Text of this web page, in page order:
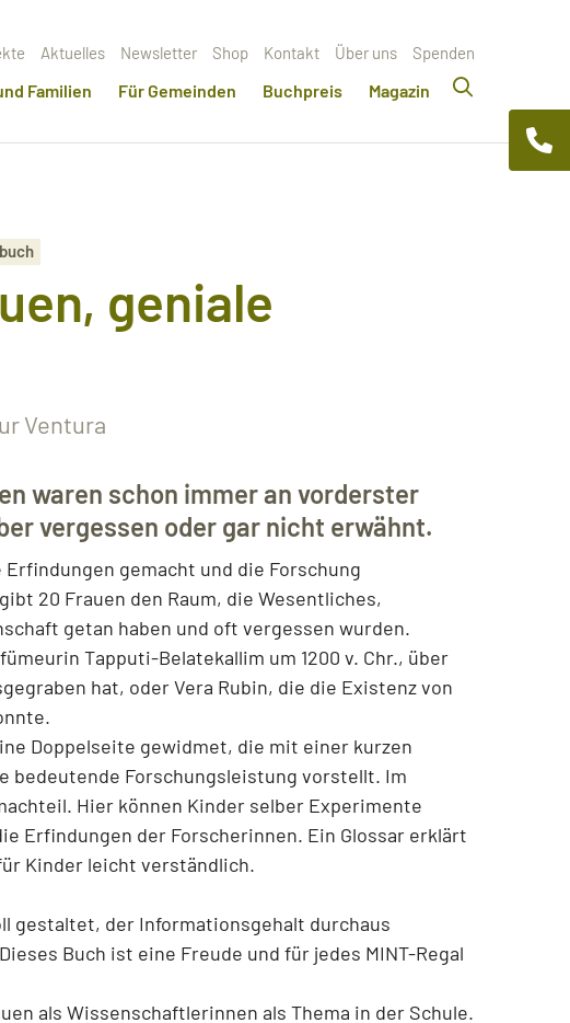
Aktuelles Newsletter Shop Kontakt Über uns Spenden
Familien Für Gemeinden Buchpreis Magazin
geniale
Ventura
waren schon immer an vorderster
vergessen oder gar nicht erwähnt.
gemacht und die Forschung
20 Frauen den Raum, die Wesentliches,
getan haben und oft vergessen wurden.
Tapputi-Belatekallim um 1200 v. Chr., über
hat, oder Vera Rubin, die die Existenz von
Doppelseite gewidmet, die mit einer kurzen
bedeutende Forschungsleistung vorstellt. Im
Hier können Kinder selber Experimente
Erfindungen der Forscherinnen. Ein Glossar erklärt
Kinder leicht verständlich.
gestaltet, der Informationsgehalt durchaus
Buch ist eine Freude und für jedes MINT-Regal
als Wissenschaftlerinnen als Thema in der Schule.